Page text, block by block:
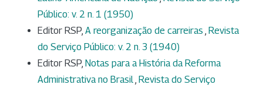
Público: v. 2 n. 1 (1950)
Editor RSP, A reorganização de carreiras , Revista
do Serviço Público: v. 2 n. 3 (1940)
Editor RSP, Notas para a História da Reforma
Administrativa no Brasil, Revista do Serviço